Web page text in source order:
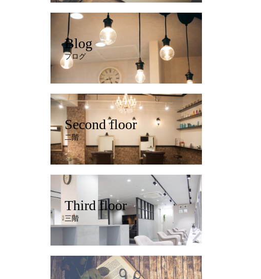
Blog
ブログ
Second floor
二階
Third floor
三階